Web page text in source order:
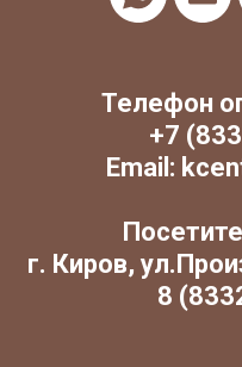
Телефон
+7
Email:
г. Киров,
8